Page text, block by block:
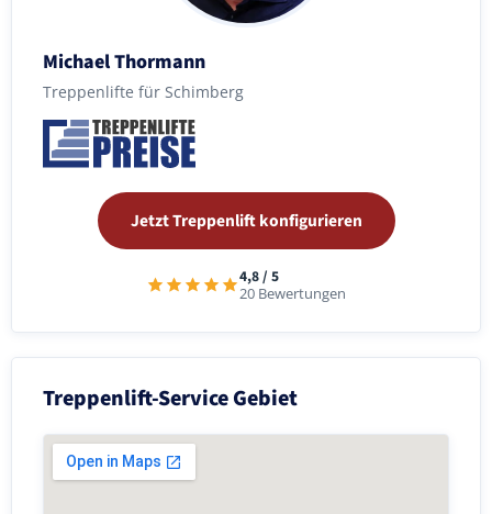
Michael Thormann
Treppenlifte für Schimberg
Jetzt Treppenlift konfigurieren
4,8 / 5
20 Bewertungen
Treppenlift-Service Gebiet